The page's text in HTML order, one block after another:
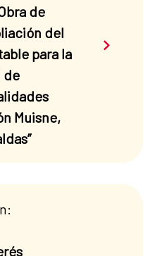
de
del
para la
de
Muisne,
Saber